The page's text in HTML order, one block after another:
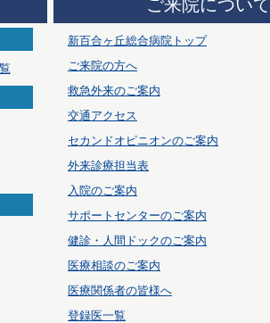
ご来院について
新百合ヶ丘総合病院トップ
ご来院の方へ
救急外来のご案内
交通アクセス
セカンドオピニオンのご案内
外来診療担当表
入院のご案内
サポートセンターのご案内
健診・人間ドックのご案内
医療相談のご案内
医療関係者の皆様へ
登録医一覧